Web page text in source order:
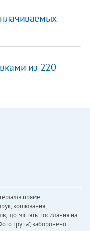
из 220
пряме
копіювання,
що містять посилання на
Група", заборонено.